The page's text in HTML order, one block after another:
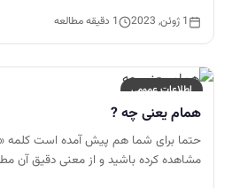
1 ژوئن, 2023 1 دقیقه مطالعه
اطلاعات عمومی
همام یعنی چه ?
حتما برای شما هم پیش آمده است کلمه «
مشاهده کرده باشید و از معنی دقیق آن